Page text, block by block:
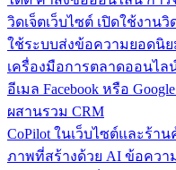
วิดเจ็ตเว็บไซต์ เปิดใช้งานวิ
ใช้ระบบส่งข้อความยอดนิ
เครื่องมือการตลาดออนไล
อีเมล Facebook หรือ
ผสานรวม CRM
CoPilot ในเว็บไซต์และร้าน
ภาพที่สร้างด้วย AI ข้อควา